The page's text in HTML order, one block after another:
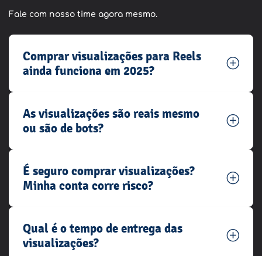
Fale com nosso time agora mesmo.
Comprar visualizações para Reels
ainda funciona em 2025?
As visualizações são reais mesmo
ou são de bots?
É seguro comprar visualizações?
Minha conta corre risco?
Qual é o tempo de entrega das
visualizações?